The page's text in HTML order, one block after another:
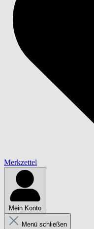
Merkzettel
Mein Konto
Menü schließen